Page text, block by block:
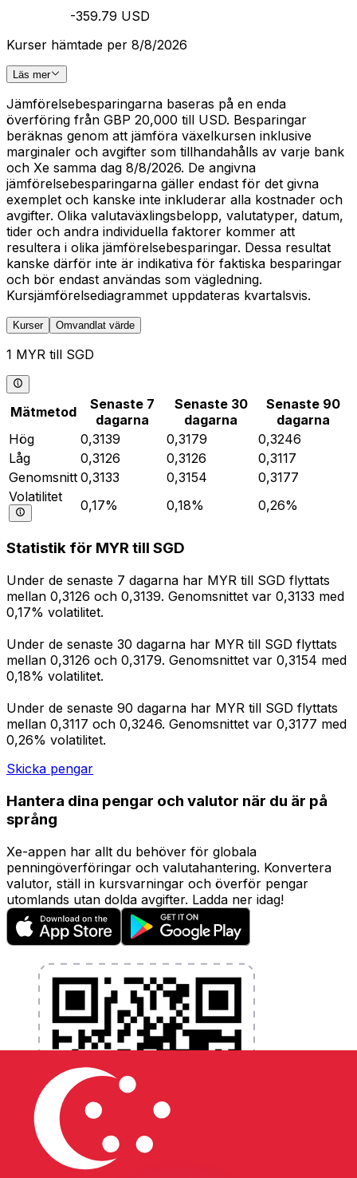
-359.79 USD
Kurser hämtade per 8/8/2026
Läs mer
Jämförelsebesparingarna baseras på en enda
överföring från GBP 20,000 till USD. Besparingar
beräknas genom att jämföra växelkursen inklusive
marginaler och avgifter som tillhandahålls av varje bank
och Xe samma dag 8/8/2026. De angivna
jämförelsebesparingarna gäller endast för det givna
exemplet och kanske inte inkluderar alla kostnader och
avgifter. Olika valutaväxlingsbelopp, valutatyper, datum,
tider och andra individuella faktorer kommer att
resultera i olika jämförelsebesparingar. Dessa resultat
kanske därför inte är indikativa för faktiska besparingar
och bör endast användas som vägledning.
Kursjämförelsediagrammet uppdateras kvartalsvis.
Kurser Omvandlat värde
1 MYR till SGD
Mätmetod
Senaste 7
dagarna
Senaste 30
dagarna
Senaste 90
dagarna
Hög
0,3139 0,3179
0,3246
Låg
0,3126 0,3126
0,3117
Genomsnitt 0,3133 0,3154
0,3177
Volatilitet
0,17% 0,18% 0,26%
Statistik för MYR till SGD
Under de senaste 7 dagarna har MYR till SGD flyttats
mellan 0,3126 och 0,3139. Genomsnittet var 0,3133 med
0,17% volatilitet.
Under de senaste 30 dagarna har MYR till SGD flyttats
mellan 0,3126 och 0,3179. Genomsnittet var 0,3154 med
0,18% volatilitet.
Under de senaste 90 dagarna har MYR till SGD flyttats
mellan 0,3117 och 0,3246. Genomsnittet var 0,3177 med
0,26% volatilitet.
Skicka pengar
Hantera dina pengar och valutor när du är på
språng
Xe-appen har allt du behöver för globala
penningöverföringar och valutahantering. Konvertera
valutor, ställ in kursvarningar och överför pengar
utomlands utan dolda avgifter. Ladda ner idag!